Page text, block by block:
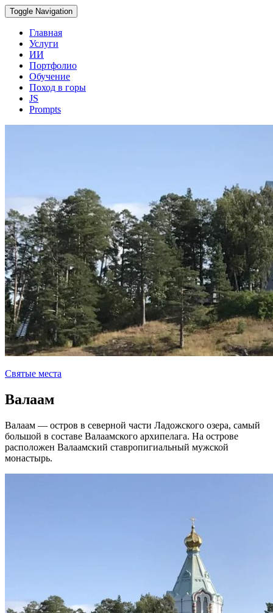
Toggle Navigation
Главная
Услуги
ИИ
Портфолио
Обучение
Поход в горы
JS
Prompts
Святые места
Валаам
Валаам — остров в северной части Ладожского озера, самый
большой в составе Валаамского архипелага. На острове
расположен Валаамский ставропигиальный мужской
монастырь.